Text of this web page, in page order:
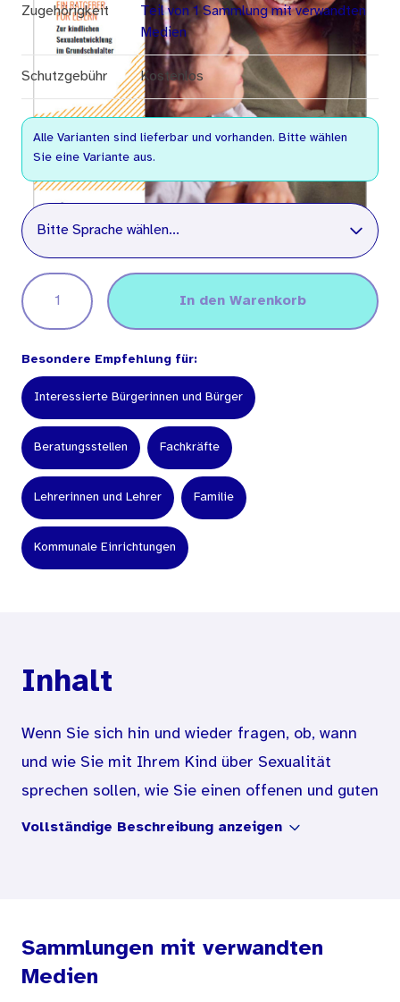
Zugehörigkeit
Teil von 1 Sammlung mit verwandten
Medien
Schutzgebühr Kostenlos
Alle Varianten sind lieferbar und vorhanden. Bitte wählen
Sie eine Variante aus.
Sprache
Bitte Sprache wählen...
In den Warenkorb
Besondere Empfehlung für:
Interessierte Bürgerinnen und Bürger
Beratungsstellen Fachkräfte
Lehrerinnen und Lehrer Familie
Kommunale Einrichtungen
Inhalt
Wenn Sie sich hin und wieder fragen, ob, wann
und wie Sie mit Ihrem Kind über Sexualität
sprechen sollen, wie Sie einen offenen und guten
Umgang mit dem Thema Körperlichkeit,
Broschüre für Sie hilfreich sein. Sie beschreibt
die körperlichen und seelischen Veränderungen
Vollständige Beschreibung anzeigen
Sammlungen mit verwandten
Medien